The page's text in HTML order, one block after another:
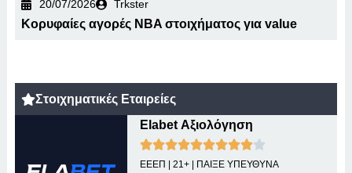
20/07/2026 Trkster
Κορυφαίες αγορές NBA στοιχήματος για value
Στοιχηματικές Εταιρείες
Elabet Αξιολόγηση
ΕΕΕΠ | 21+ | ΠΑΙΞΕ ΥΠΕΥΘΥΝΑ